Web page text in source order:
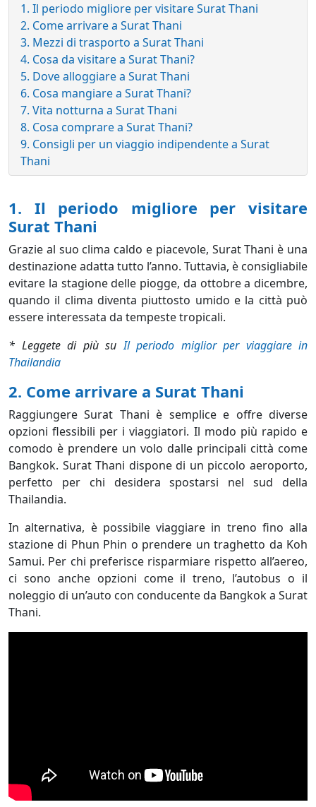
1. Il periodo migliore per visitare Surat Thani
2. Come arrivare a Surat Thani
3. Mezzi di trasporto a Surat Thani
4. Cosa da visitare a Surat Thani?
5. Dove alloggiare a Surat Thani
6. Cosa mangiare a Surat Thani?
7. Vita notturna a Surat Thani
8. Cosa comprare a Surat Thani?
9. Consigli per un viaggio indipendente a Surat
Thani
1. Il periodo migliore per visitare
Surat Thani
Grazie al suo clima caldo e piacevole, Surat Thani è una
destinazione adatta tutto l’anno. Tuttavia, è consigliabile
evitare la stagione delle piogge, da ottobre a dicembre,
quando il clima diventa piuttosto umido e la città può
essere interessata da tempeste tropicali.
* Leggete di più suIl periodo miglior per viaggiare in
Thailandia
2. Come arrivare a Surat Thani
Raggiungere Surat Thani è semplice e offre diverse
opzioni flessibili per i viaggiatori. Il modo più rapido e
comodo è prendere un volo dalle principali città come
Bangkok. Surat Thani dispone di un piccolo aeroporto,
perfetto per chi desidera spostarsi nel sud della
Thailandia.
In alternativa, è possibile viaggiare in treno fino alla
stazione di Phun Phin o prendere un traghetto da Koh
Samui. Per chi preferisce risparmiare rispetto all’aereo,
ci sono anche opzioni come il treno, l’autobus o il
noleggio di un’auto con conducente da Bangkok a Surat
Thani.